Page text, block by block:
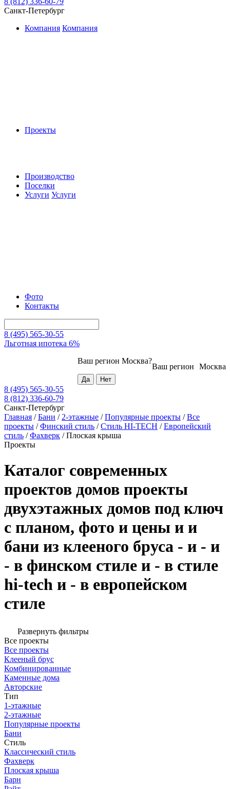
Санкт-Петербург
Компания Компания
Проекты
Производство
Поселки
Услуги Услуги
Фото
Контакты
8 (495) 565-30-55
Льготная ипотека 6%
Москва
Ваш регион
Ваш регион Москва?
8 (495) 565-30-55
8 (812) 336-60-79
Санкт-Петербург
Главная /Бани / 2-этажные /Популярные проекты /Все
проекты /Финский стиль /Стиль HI-TECH /Европейский
стиль /Фахверк /Плоская крыша
Проекты
Каталог современных
проектов домов проекты
двухэтажных домов под ключ
с планом, фото и цены и и
бани из клееного бруса - и - и
- в финском стиле и - в стиле
hi-tech и - в европейском
стиле
Развернуть фильтры
Все проекты
Все проекты
Клееный брус
Комбинированные
Каменные дома
Авторские
Тип
1-этажные
2-этажные
Популярные проекты
Бани
Стиль
Классический стиль
Фахверк
Плоская крыша
Барн